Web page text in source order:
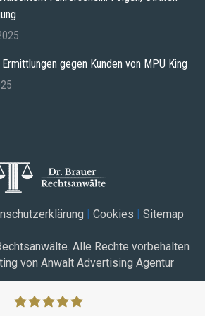
gegen Kunden von MPU King
| Cookies | Sitemap
. Alle Rechte vorbehalten
von Anwalt Advertising Agentur